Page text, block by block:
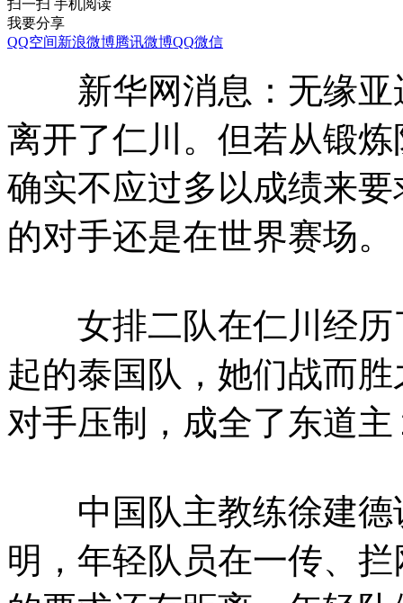
扫一扫 手机阅读
我要分享
QQ空间新浪微博腾讯微博QQ微信
新华网消息：无缘亚
离开了仁川。但若从锻
确实不应过多以成绩来
的对手还是在世界赛场。
女排二队在仁川经历
起的泰国队，她们战而
对手压制，成全了东道
中国队主教练徐建德
明，年轻队员在一传、